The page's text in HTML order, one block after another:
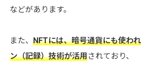
などがあります。
また、 NFTには、暗号通貨にも使わ
ン（記録）技術が活用されており、